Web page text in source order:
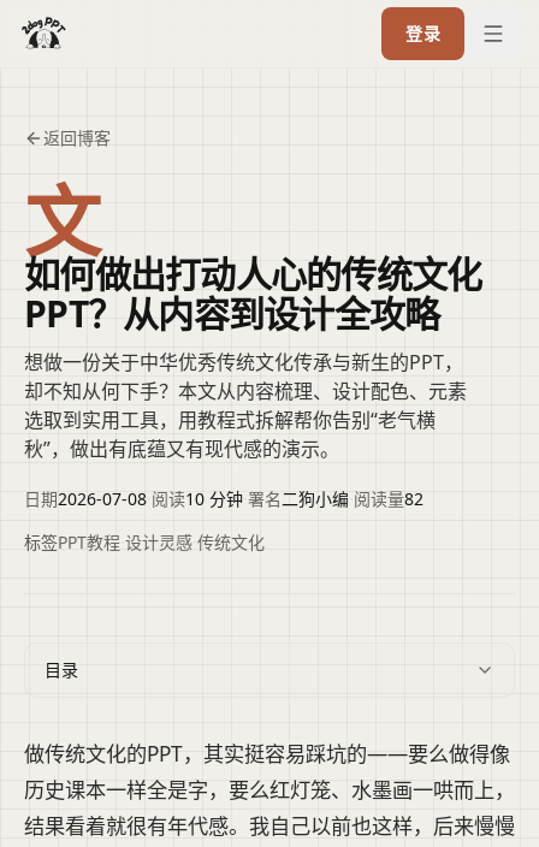
登录
返回博客
文
如何做出打动人心的传统文化
PPT？从内容到设计全攻略
想做一份关于中华优秀传统文化传承与新生的PPT，
却不知从何下手？本文从内容梳理、设计配色、元素
选取到实用工具，用教程式拆解帮你告别“老气横
秋”，做出有底蕴又有现代感的演示。
日期2026-07-08 阅读10 分钟 署名二狗小编 阅读量82
标签PPT教程 设计灵感 传统文化
目录
做传统文化的PPT，其实挺容易踩坑的——要么做得像
历史课本一样全是字，要么红灯笼、水墨画一哄而上，
结果看着就很有年代感。我自己以前也这样，后来慢慢